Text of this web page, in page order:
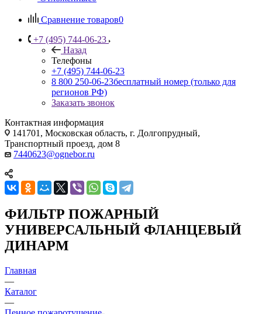
Сравнение товаров0
+7 (495) 744-06-23
Назад
Телефоны
+7 (495) 744-06-23
8 800 250-06-23бесплатный номер (только для
регионов РФ)
Заказать звонок
Контактная информация
141701, Московская область, г. Долгопрудный,
Транспортный проезд, дом 8
7440623@ognebor.ru
ФИЛЬТР ПОЖАРНЫЙ
УНИВЕРСАЛЬНЫЙ ФЛАНЦЕВЫЙ
ДИНАРМ
Главная
—
Каталог
—